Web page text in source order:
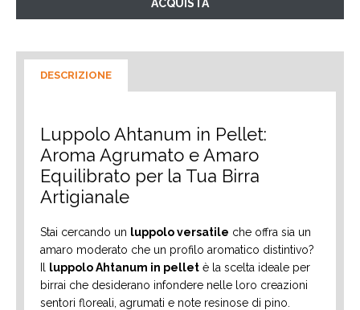
DESCRIZIONE
Luppolo Ahtanum in Pellet:
Aroma Agrumato e Amaro
Equilibrato per la Tua Birra
Artigianale
Stai cercando un luppolo versatile che offra sia un
amaro moderato che un profilo aromatico distintivo?
Il luppolo Ahtanum in pellet è la scelta ideale per
birrai che desiderano infondere nelle loro creazioni
sentori floreali, agrumati e note resinose di pino.